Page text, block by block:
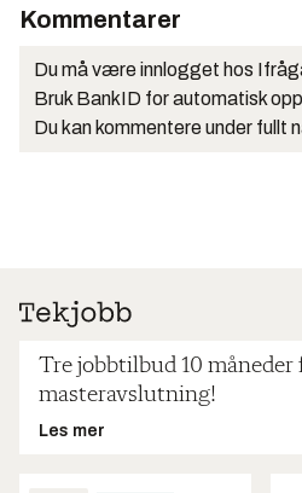
Kommentarer
Du må være innlogget hos
Bruk BankID for automatisk
Du kan kommentere under fullt
Tre jobbtilbud 10 måneder
masteravslutning!
Les mer